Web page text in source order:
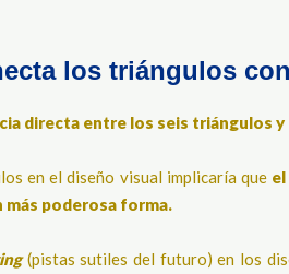
los triángulos
directa entre los seis triángulos
en el diseño visual implicaría que
más poderosa forma.
(pistas sutiles del futuro) en los